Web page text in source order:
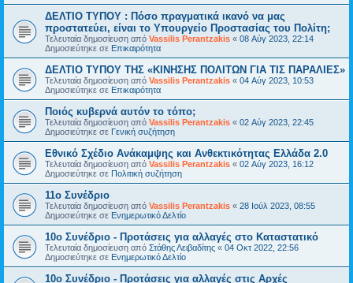
ΔΕΛΤΙΟ ΤΥΠΟΥ : Πόσο πραγματικά ικανό να μας
προστατεύει, είναι το Υπουργείο Προστασίας του Πολίτη;
Τελευταία δημοσίευση από Vassilis Perantzakis « 08 Αύγ 2023, 22:14
Δημοσιεύτηκε σε Επικαιρότητα
ΔΕΛΤΙΟ ΤΥΠΟΥ ΤΗΣ «ΚΙΝΗΣΗΣ ΠΟΛΙΤΩΝ ΓΙΑ ΤΙΣ ΠΑΡΑΛΙΕΣ»
Τελευταία δημοσίευση από Vassilis Perantzakis « 04 Αύγ 2023, 10:53
Δημοσιεύτηκε σε Επικαιρότητα
Ποιός κυβερνά αυτόν το τόπο;
Τελευταία δημοσίευση από Vassilis Perantzakis « 02 Αύγ 2023, 22:45
Δημοσιεύτηκε σε Γενική συζήτηση
Eθνικό Σχέδιο Ανάκαμψης και Ανθεκτικότητας Ελλάδα 2.0
Τελευταία δημοσίευση από Vassilis Perantzakis « 02 Αύγ 2023, 16:12
Δημοσιεύτηκε σε Πολιτική συζήτηση
11o Συνέδριο
Τελευταία δημοσίευση από Vassilis Perantzakis « 28 Ιούλ 2023, 08:55
Δημοσιεύτηκε σε Ενημερωτικό Δελτίο
10ο Συνέδριο - Προτάσεις για αλλαγές στο Καταστατικό
Τελευταία δημοσίευση από Στάθης Λειβαδίτης « 04 Οκτ 2022, 22:56
Δημοσιεύτηκε σε Ενημερωτικό Δελτίο
10ο Συνέδριο - Προτάσεις για αλλαγές στις Αρχές